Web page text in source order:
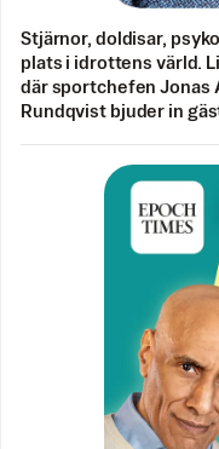
Stjärnor, doldisar,
plats i idrottens värld.
där sportchefen Jonas
Rundqvist bjuder in